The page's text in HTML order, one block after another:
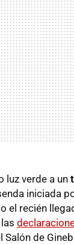
luz verde a un
iniciada
el recién
Salón de